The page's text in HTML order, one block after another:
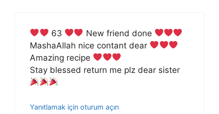
63
New friend done
MashaAllah nice contant dear
Amazing recipe
Stay blessed return me plz dear sister
Yanıtlamak için oturum açın